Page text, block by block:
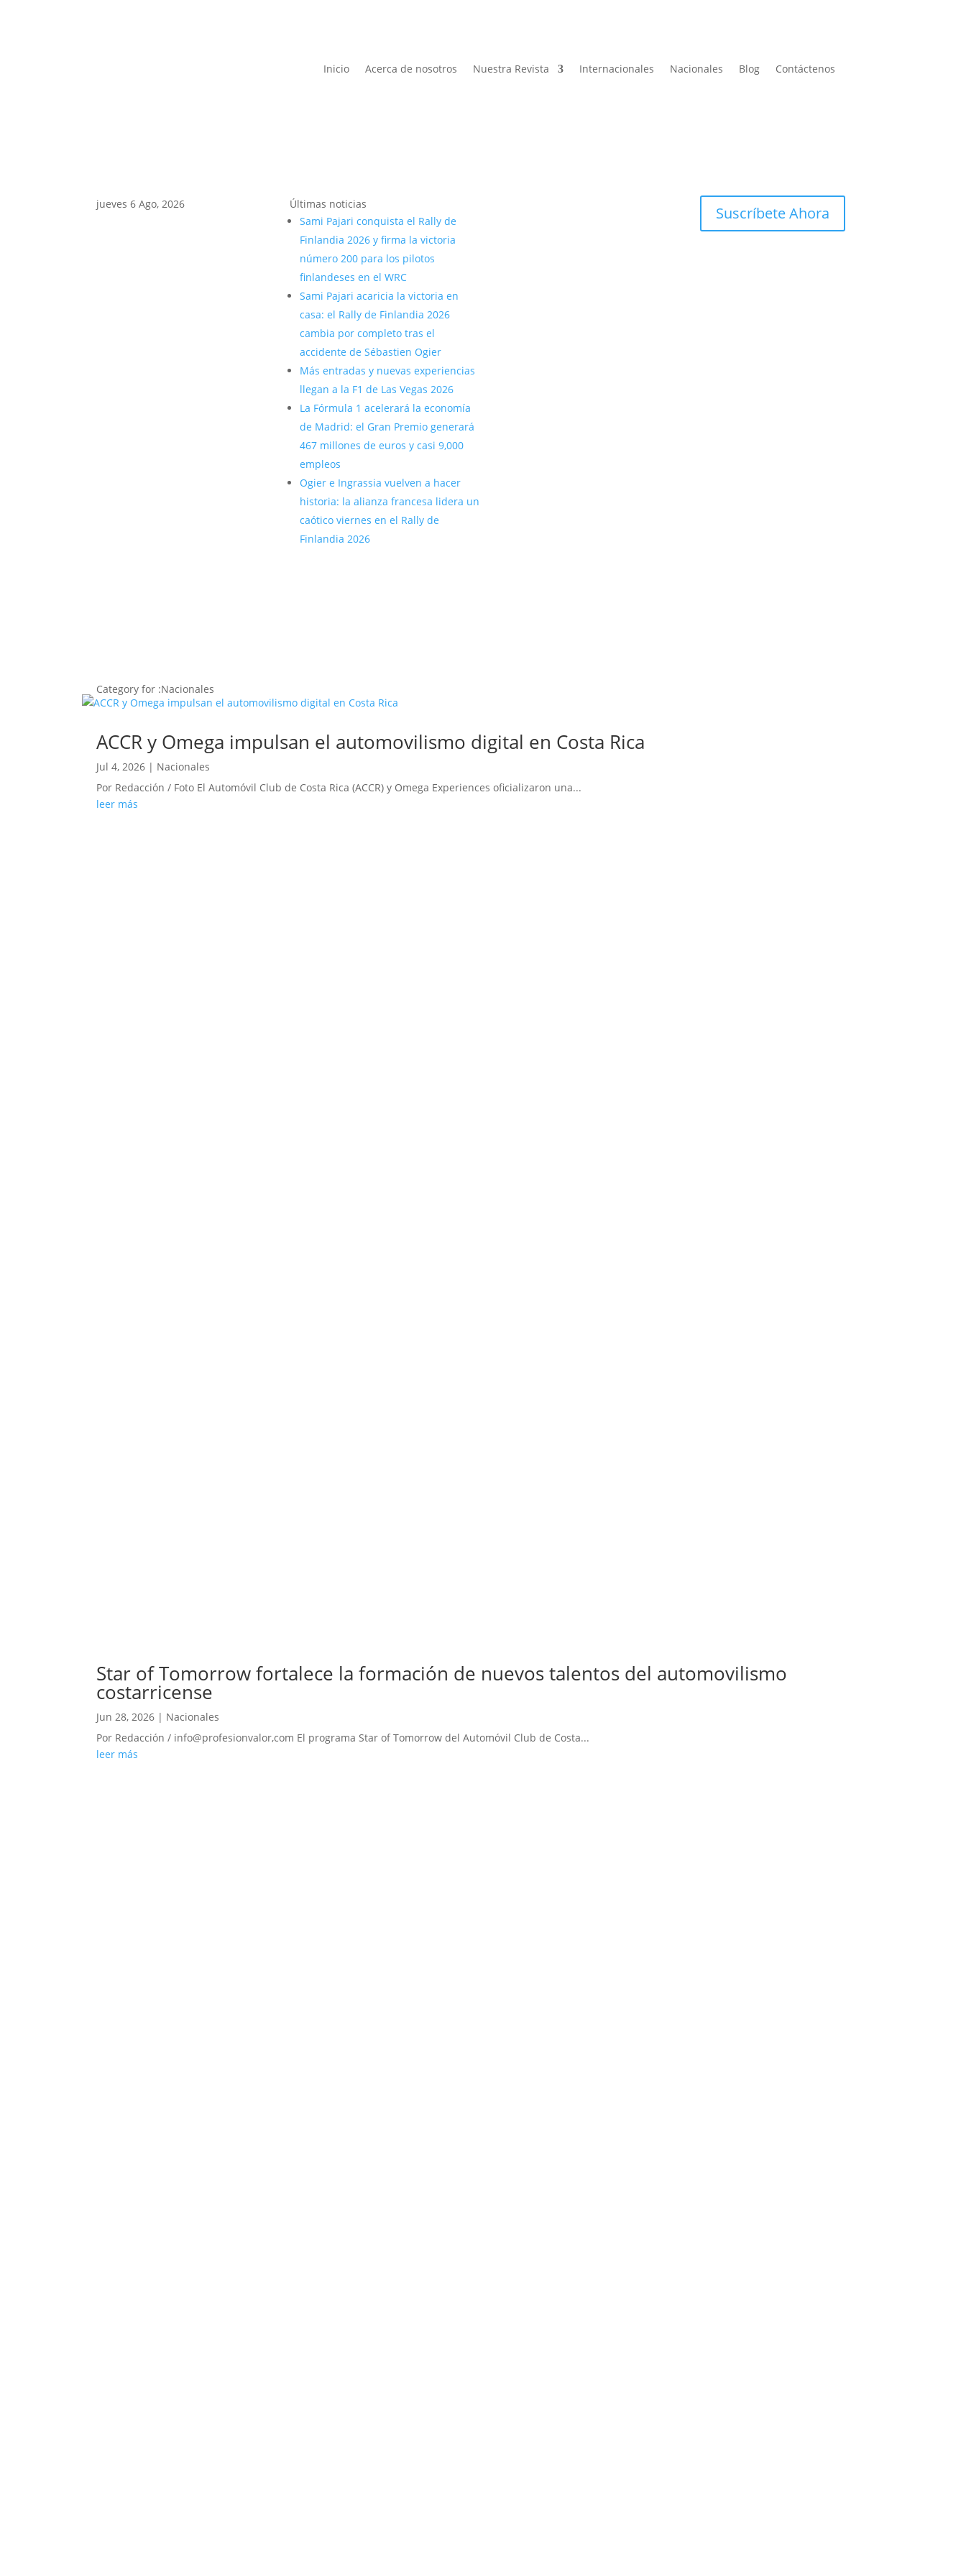
Inicio Acerca de nosotros Nuestra Revista Internacionales Nacionales Blog Contáctenos
jueves 6 Ago, 2026
Últimas noticias
Sami Pajari conquista el Rally de
Finlandia 2026 y firma la victoria
número 200 para los pilotos
finlandeses en el WRC
Sami Pajari acaricia la victoria en
casa: el Rally de Finlandia 2026
cambia por completo tras el
accidente de Sébastien Ogier
Más entradas y nuevas experiencias
llegan a la F1 de Las Vegas 2026
La Fórmula 1 acelerará la economía
de Madrid: el Gran Premio generará
467 millones de euros y casi 9,000
empleos
Ogier e Ingrassia vuelven a hacer
historia: la alianza francesa lidera un
caótico viernes en el Rally de
Finlandia 2026
Suscríbete Ahora
Category for :Nacionales
ACCR y Omega impulsan el automovilismo digital en Costa Rica
Jul 4, 2026 | Nacionales
Por Redacción / Foto El Automóvil Club de Costa Rica (ACCR) y Omega Experiences oficializaron una...
leer más
Star of Tomorrow fortalece la formación de nuevos talentos del automovilismo
costarricense
Jun 28, 2026 | Nacionales
Por Redacción / info@profesionvalor,com El programa Star of Tomorrow del Automóvil Club de Costa...
leer más